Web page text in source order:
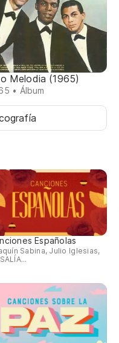
Melodia (1965)
• Álbum
Españolas
Sabina, Julio Iglesias,